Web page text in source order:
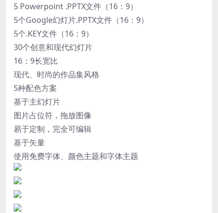
5 Powerpoint .PPTX文件（16：9）
5个Google幻灯片.PPTX文件（16：9）
5个.KEY文件（16：9）
30个创意和现代幻灯片
16：9长宽比
现代、时尚的作品集风格
5种配色方案
基于主幻灯片
图片占位符，拖放图像
易于定制，完全可编辑
基于矢量
使用免费字体、颜色主题和字体主题